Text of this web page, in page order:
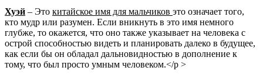
Хуэй – Это китайское имя для мальчиков это означает того,
кто мудр или разумен. Если вникнуть в это имя немного
глубже, то окажется, что оно также указывает на человека с
острой способностью видеть и планировать далеко в будущее,
как если бы он обладал дальновидностью в дополнение к
тому, что был просто умным человеком.</p >